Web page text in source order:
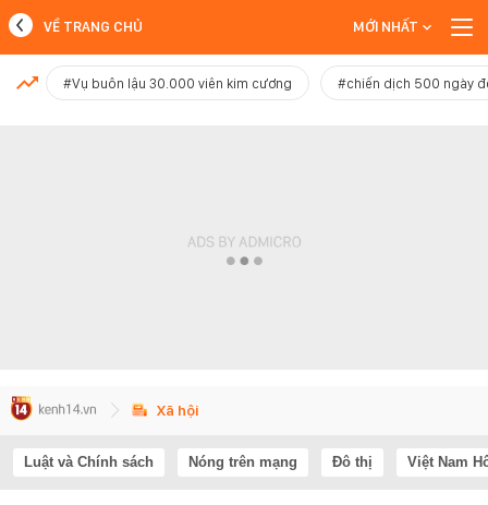
MỚI NHẤT
VỀ TRANG CHỦ MỚI NHẤT
#Vụ buôn lậu 30.000 viên kim cương #chiến dịch 500 ngày
Xã hội
Luật và Chính sách Nóng trên mạng Đô thị Việt Nam